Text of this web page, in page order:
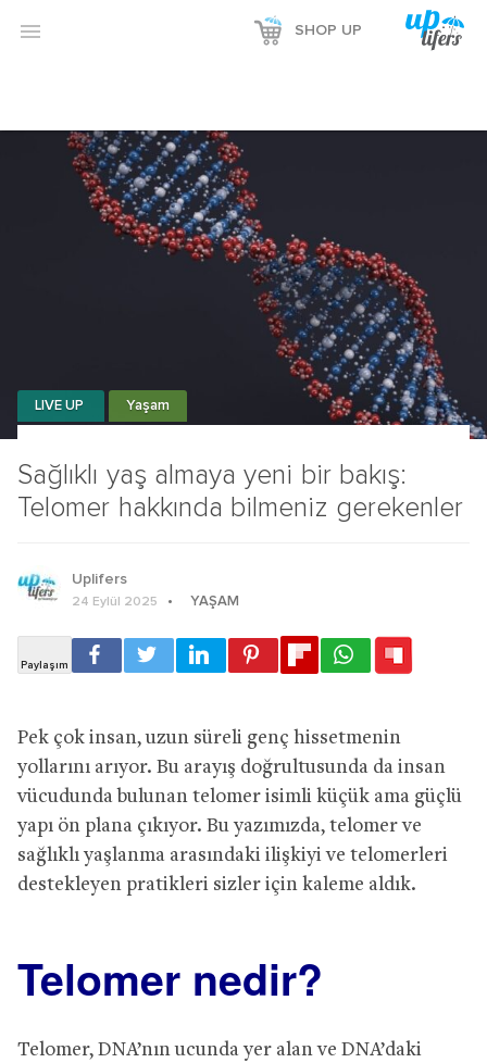
 SHOP UP
Sağlıklı yaş almaya yeni bir bakış:
Telomer hakkında bilmeniz gerekenler
LIVE UP Yaşam
Uplifers
24 Eylül 2025 YAŞAM
Pek çok insan, uzun süreli genç hissetmenin
yollarını arıyor. Bu arayış doğrultusunda da insan
vücudunda bulunan telomer isimli küçük ama güçlü
yapı ön plana çıkıyor. Bu yazımızda, telomer ve
sağlıklı yaşlanma arasındaki ilişkiyi ve telomerleri
destekleyen pratikleri sizler için kaleme aldık.
Telomer nedir?
Telomer, DNA’nın ucunda yer alan ve DNA’daki